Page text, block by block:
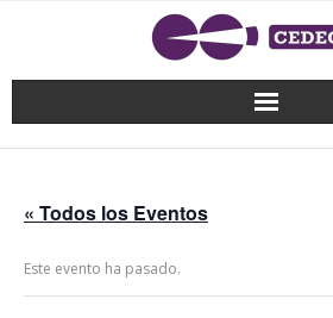
« Todos los Eventos
Este evento ha pasado.